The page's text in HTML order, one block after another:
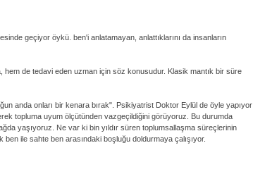
geçiyor öykü. ben'i anlatamayan, anlattıklarını da insanların
hem de tedavi eden uzman için söz konusudur. Klasik mantık bir süre
anda onları bir kenara bırak". Psikiyatrist Doktor Eylül de öyle yapıyor
topluma uyum ölçütünden vazgeçildiğini görüyoruz. Bu durumda
yaşıyoruz. Ne var ki bin yıldır süren toplumsallaşma süreçlerinin
ile sahte ben arasındaki boşluğu doldurmaya çalışıyor.